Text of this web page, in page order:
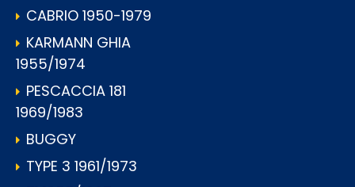
CABRIO 1950-1979
KARMANN GHIA
1955/1974
PESCACCIA 181
1969/1983
BUGGY
TYPE 3 1961/1973